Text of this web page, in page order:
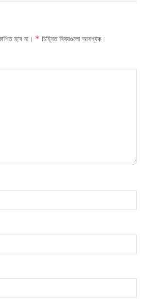
হবে না। * চিহ্নিত বিষয়গুলো আবশ্যক।